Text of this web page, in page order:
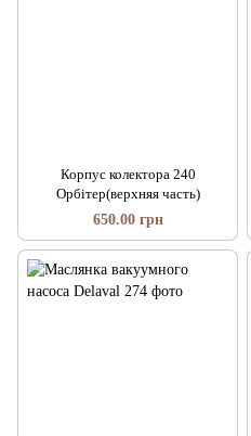
Корпус колектора 240
Орбітер(верхняя часть)
650.00 грн